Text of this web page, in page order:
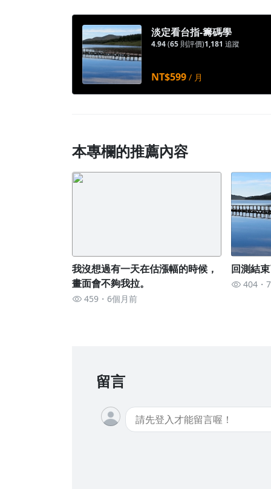
淡定看台指-籌碼學
4.94(65 則評價)1,181 追蹤
NT$599 / 月
本專欄的推薦內容
我沒想過有一天在估漲幅的時候，
畫面會不夠我拉。
459 6個月前
回測結
404
留言